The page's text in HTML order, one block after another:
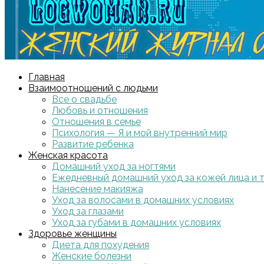
Главная
Взаимоотношений с людьми
Все о свадьбе
Любовь и отношения
Отношения в семье
Психология — Я и мой внутренний мир
Развитие ребенка
Женская красота
Домашний уход за ногтями
Ежедневный домашний уход за кожей лица и
Нанесение макияжа
Уход за волосами в домашних условиях
Уход за глазами
Уход за губами в домашних условиях
Здоровье женщины
Диета для похудения
Женские болезни